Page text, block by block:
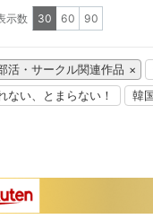
示数 30 60 90
活・サークル関連作品
ない、とまらない！
韓